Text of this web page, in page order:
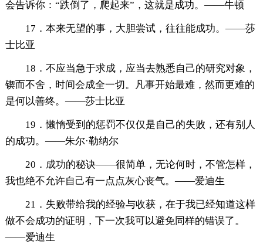
会告诉你：“跌倒了，爬起来”，这就是成功。——牛顿
17．本来无望的事，大胆尝试，往往能成功。——莎
士比亚
18．不应当急于求成，应当去熟悉自己的研究对象，
锲而不舍，时间会成全一切。凡事开始最难，然而更难的
是何以善终。——莎士比亚
19．懒惰受到的惩罚不仅仅是自己的失败，还有别人
的成功。——朱尔·勒纳尔
20．成功的秘诀——很简单，无论何时，不管怎样，
我也绝不允许自己有一点点灰心丧气。——爱迪生
21．失败带给我的经验与收获，在于我已经知道这样
做不会成功的证明，下一次我可以避免同样的错误了。
——爱迪生